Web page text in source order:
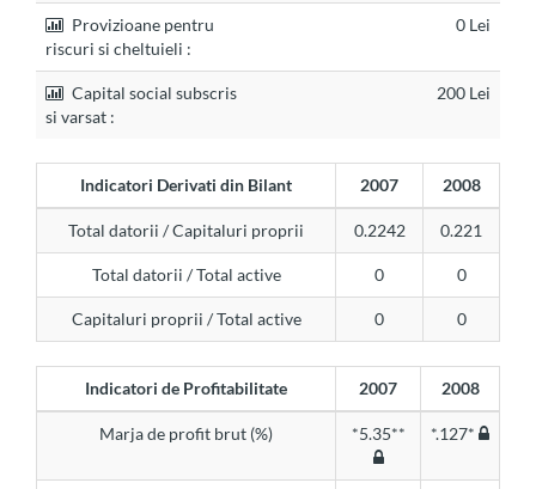
Provizioane pentru
riscuri si cheltuieli :
0 Lei
Capital social subscris
si varsat :
200 Lei
Indicatori Derivati din Bilant 2007 2008
Total datorii / Capitaluri proprii 0.2242 0.221
Total datorii / Total active 0 0
Capitaluri proprii / Total active 0 0
Indicatori de Profitabilitate 2007 2008
Marja de profit brut (%) *5.35** *.127*